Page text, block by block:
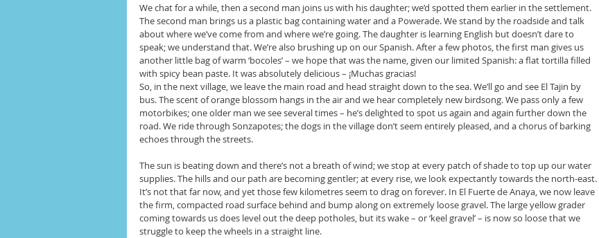
We chat for a while, then a second man joins us with his daughter; we’d spotted them earlier in the settlement.
The second man brings us a plastic bag containing water and a Powerade. We stand by the roadside and talk
about where we’ve come from and where we’re going. The daughter is learning English but doesn’t dare to
speak; we understand that. We’re also brushing up on our Spanish. After a few photos, the first man gives us
another little bag of warm ‘bocoles’ – we hope that was the name, given our limited Spanish: a flat tortilla filled
with spicy bean paste. It was absolutely delicious – ¡Muchas gracias!
So, in the next village, we leave the main road and head straight down to the sea. We’ll go and see El Tajin by
bus. The scent of orange blossom hangs in the air and we hear completely new birdsong. We pass only a few
motorbikes; one older man we see several times – he’s delighted to spot us again and again further down the
road. We ride through Sonzapotes; the dogs in the village don’t seem entirely pleased, and a chorus of barking
echoes through the streets.
The sun is beating down and there’s not a breath of wind; we stop at every patch of shade to top up our water
supplies. The hills and our path are becoming gentler; at every rise, we look expectantly towards the north-east.
It’s not that far now, and yet those few kilometres seem to drag on forever. In El Fuerte de Anaya, we now leave
the firm, compacted road surface behind and bump along on extremely loose gravel. The large yellow grader
coming towards us does level out the deep potholes, but its wake – or ‘keel gravel’ – is now so loose that we
struggle to keep the wheels in a straight line.